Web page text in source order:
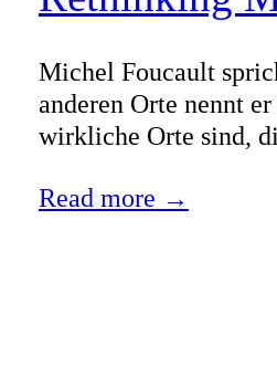
Michel Foucault
anderen Orte nennt
wirkliche Orte sind,
Read more →